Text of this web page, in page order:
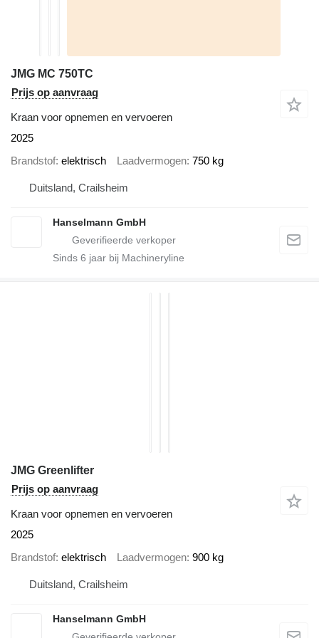
JMG MC 750TC
Prijs op aanvraag
Kraan voor opnemen en vervoeren
2025
Brandstof elektrisch Laadvermogen 750 kg
Duitsland, Crailsheim
Hanselmann GmbH
Sinds 6 jaar bij Machineryline
JMG Greenlifter
Prijs op aanvraag
Kraan voor opnemen en vervoeren
2025
Brandstof elektrisch Laadvermogen 900 kg
Duitsland, Crailsheim
Hanselmann GmbH